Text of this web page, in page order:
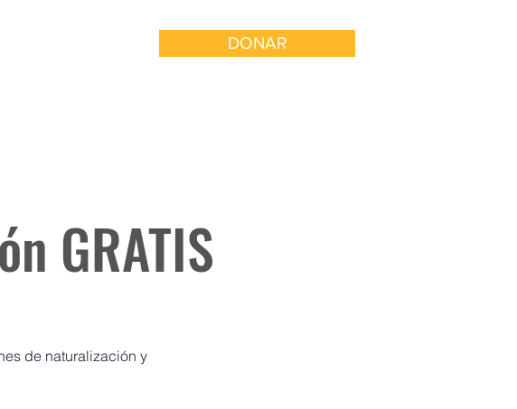
DONAR
GRATIS
de naturalización y